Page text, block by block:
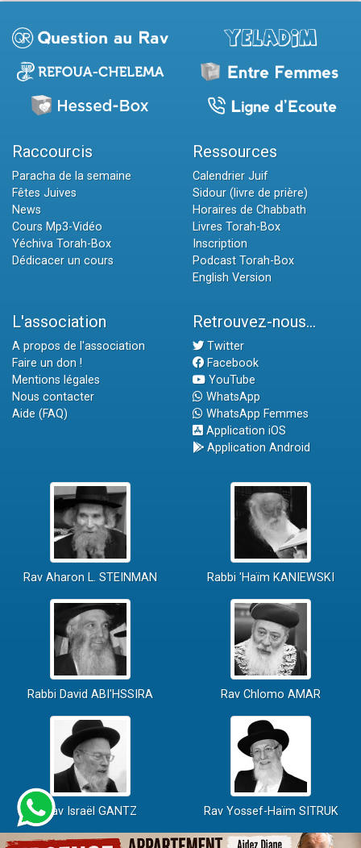
Raccourcis
Paracha de la semaine
Fêtes Juives
News
Cours Mp3-Vidéo
Yéchiva Torah-Box
Dédicacer un cours
Ressources
Calendrier Juif
Sidour (livre de prière)
Horaires de Chabbath
Livres Torah-Box
Inscription
Podcast Torah-Box
English Version
L'association
A propos de l'association
Faire un don !
Mentions légales
Nous contacter
Aide (FAQ)
Retrouvez-nous...
Twitter
Facebook
YouTube
WhatsApp
WhatsApp Femmes
Application iOS
Application Android
Rav Aharon L. STEINMAN Rabbi 'Haïm KANIEWSKI
Rabbi David ABI'HSSIRA Rav Chlomo AMAR
Rav Israël GANTZ Rav Yossef-Haïm SITRUK